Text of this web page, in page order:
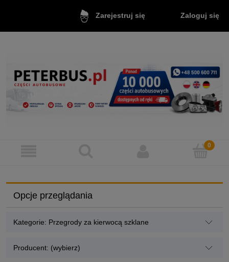
Zarejestruj się Zaloguj się
Opcje przeglądania
Kategorie: Przegrody za kierwocą szklane
Producent: (wybierz)